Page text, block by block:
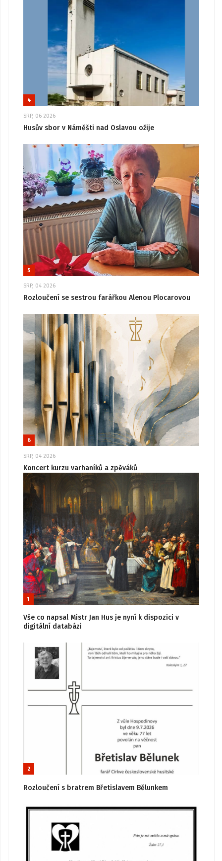
4
SRP, 06 2026
Husův sbor v Náměšti nad Oslavou ožije
5
SRP, 04 2026
Rozloučení se sestrou farářkou Alenou Plocarovou
6
SRP, 04 2026
Koncert kurzu varhaníků a zpěváků
1
Vše co napsal Mistr Jan Hus je nyní k dispozici v
digitální databázi
2
Rozloučení s bratrem Břetislavem Bělunkem